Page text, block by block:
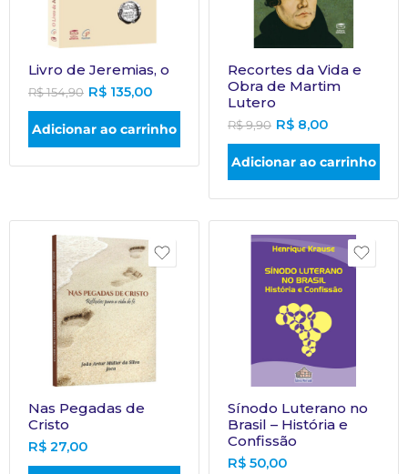
Livro de Jeremias, o
R$154,90 R$ 135,00
Adicionar ao carrinho
Recortes da Vida e
Obra de Martim
Lutero
R$9,90 R$ 8,00
Adicionar ao carrinho
Nas Pegadas de
Cristo
R$ 27,00
Sínodo Luterano no
Brasil – História e
Confissão
R$ 50,00